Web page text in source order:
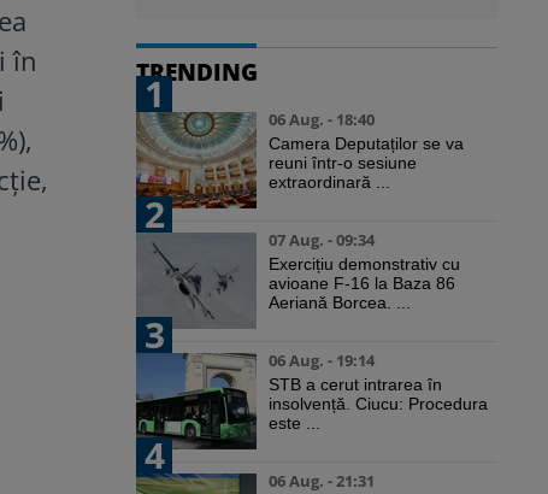
în
TRENDING
1
06 Aug. - 18:40
Camera Deputaților se va
reuni într-o sesiune
extraordinară ...
2
07 Aug. - 09:34
Exercițiu demonstrativ cu
avioane F-16 la Baza 86
Aeriană Borcea. ...
3
06 Aug. - 19:14
STB a cerut intrarea în
insolvență. Ciucu: Procedura
este ...
4
06 Aug. - 21:31